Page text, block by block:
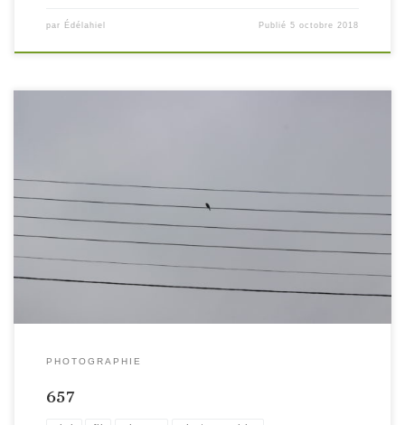
par Édélahiel Publié5 octobre 2018
PHOTOGRAPHIE
657